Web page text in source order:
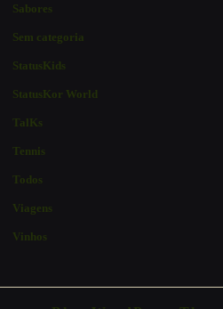
Sabores
Sem categoria
StatusKids
StatusKor World
TalKs
Tennis
Todos
Viagens
Vinhos